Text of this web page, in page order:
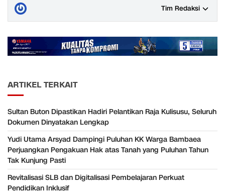
Tim Redaksi
ARTIKEL TERKAIT
Sultan Buton Dipastikan Hadiri Pelantikan Raja Kulisusu, Seluruh
Dokumen Dinyatakan Lengkap
Yudi Utama Arsyad Dampingi Puluhan KK Warga Bambaea
Perjuangkan Pengakuan Hak atas Tanah yang Puluhan Tahun
Tak Kunjung Pasti
Revitalisasi SLB dan Digitalisasi Pembelajaran Perkuat
Pendidikan Inklusif